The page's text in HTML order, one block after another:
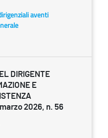
aventi
DIRIGENTE
E
marzo 2026, n. 56